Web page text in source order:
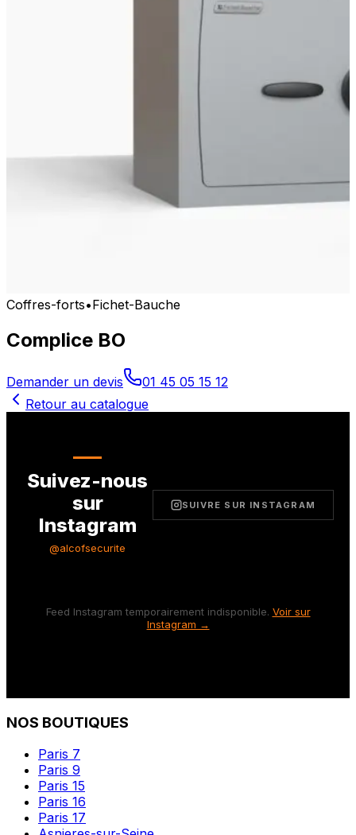
Coffres-forts•Fichet-Bauche
Complice BO
Demander un devis
01 45 05 15 12
Retour au catalogue
Suivez-nous
sur
Instagram
@alcofsecurite
SUIVRE SUR INSTAGRAM
Feed Instagram temporairement indisponible. Voir sur
Instagram →
NOS BOUTIQUES
Paris 7
Paris 9
Paris 15
Paris 16
Paris 17